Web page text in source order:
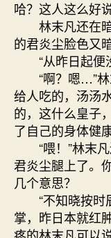
哈？这人这么好
林末凡还在暗
的君炎尘脸色又
“从昨日起便没
“啊？嗯…”林
给人吃的，汤汤
的，这什么皇子
了自己的身体健
“喂！”林末凡
君炎尘腿上了。
几个意思？
“不知晓按时
掌，昨日本就红
疼的林末凡可以